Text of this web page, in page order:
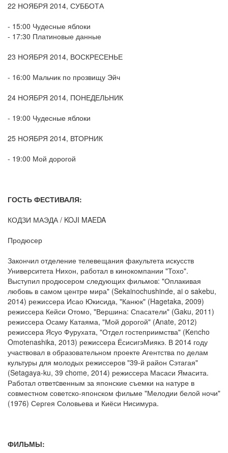
22 НОЯБРЯ 2014, СУББОТА
- 15:00 Чудесные яблоки
- 17:30 Платиновые данные
23 НОЯБРЯ 2014, ВОСКРЕСЕНЬЕ
- 16:00 Мальчик по прозвищу Эйч
24 НОЯБРЯ 2014, ПОНЕДЕЛЬНИК
- 19:00 Чудесные яблоки
25 НОЯБРЯ 2014, ВТОРНИК
- 19:00 Мой дорогой
ГОСТЬ ФЕСТИВАЛЯ:
КОДЗИ МАЭДА / KOJI MAEDA
Продюсер
Закончил отделение телевещания факультета искусств
Университета Нихон, работал в кинокомпании "Тохо".
Выступил продюсером следующих фильмов: "Оплакивая
любовь в самом центре мира" (Sekainochushinde, ai o sakebu,
2014) режиссера Исао Юкисида, "Канюк" (Hagetaka, 2009)
режиссера Кейси Отомо, "Вершина: Спасатели" (Gaku, 2011)
режиссера Осаму Катаяма, "Мой дорогой" (Anate, 2012)
режиссера Ясуо Фурухата, "Отдел гостеприимства" (Kencho
Omotenashika, 2013) режиссера ЁсисигэМиякэ. В 2014 году
участвовал в образовательном проекте Агентства по делам
культуры для молодых режиссеров "39-й район Сэтагая"
(Setagaya-ku, 39 chome, 2014) режиссера Масаси Ямасита.
Работал ответcвенным за японские съемки на натуре в
совместном советско-японском фильме "Мелодии белой ночи"
(1976) Сергея Соловьева и Киёси Нисимура.
ФИЛЬМЫ: